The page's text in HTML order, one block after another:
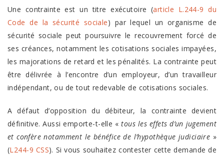
Une contrainte est un titre exécutoire (article L.244-9 du
Code de la sécurité sociale) par lequel un organisme de
sécurité sociale peut poursuivre le recouvrement forcé de
ses créances, notamment les cotisations sociales impayées,
les majorations de retard et les pénalités. La contrainte peut
être délivrée à l’encontre d’un employeur, d’un travailleur
indépendant, ou de tout redevable de cotisations sociales.
A défaut d’opposition du débiteur, la contrainte devient
définitive. Aussi emporte-t-elle «tous les effets d’un jugement
et confère notamment le bénéfice de l’hypothèque judiciaire »
(L244-9 CSS). Si vous souhaitez contester cette demande de